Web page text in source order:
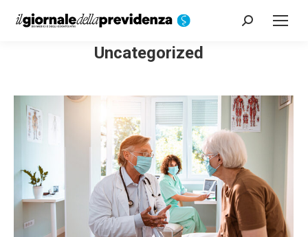
Cerca:
Uncategorized